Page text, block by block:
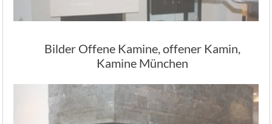
Bilder Offene Kamine, offener Kamin,
Kamine München